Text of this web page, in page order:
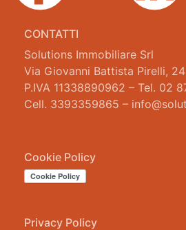
CONTATTI
Solutions Immobiliare Srl
Via Giovanni Battista Pirelli,
P.IVA 11338890962 – Tel. 02
Cell. 3393359865 –
Cookie Policy
Privacy Policy